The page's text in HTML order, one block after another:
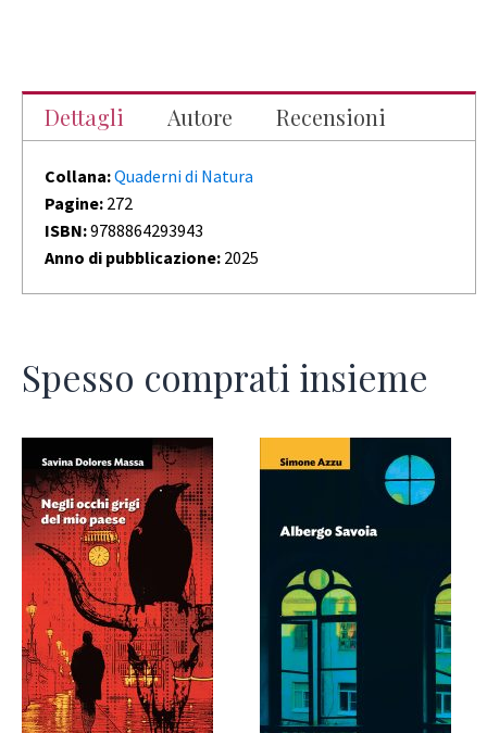
Dettagli Autore Recensioni
Collana:Quaderni di Natura
Pagine: 272
ISBN:9788864293943
Anno di pubblicazione: 2025
Spesso comprati insieme